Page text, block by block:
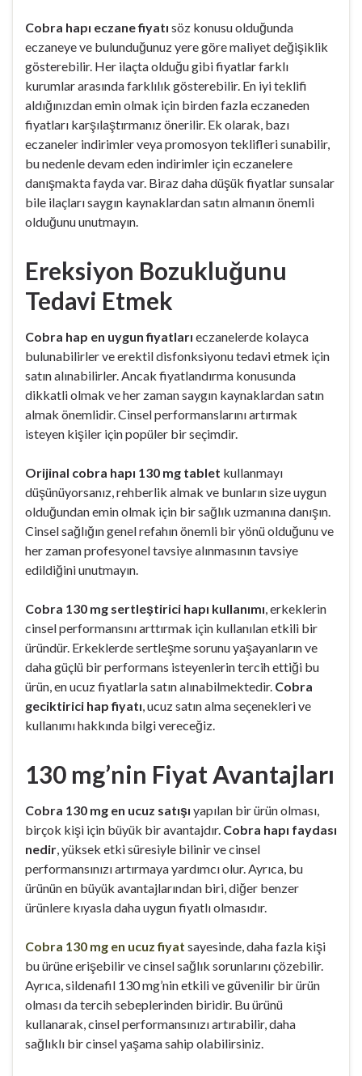
Cobra hapı eczane fiyatı söz konusu olduğunda
eczaneye ve bulunduğunuz yere göre maliyet değişiklik
gösterebilir. Her ilaçta olduğu gibi fiyatlar farklı
kurumlar arasında farklılık gösterebilir. En iyi teklifi
aldığınızdan emin olmak için birden fazla eczaneden
fiyatları karşılaştırmanız önerilir. Ek olarak, bazı
eczaneler indirimler veya promosyon teklifleri sunabilir,
bu nedenle devam eden indirimler için eczanelere
danışmakta fayda var. Biraz daha düşük fiyatlar sunsalar
bile ilaçları saygın kaynaklardan satın almanın önemli
olduğunu unutmayın.
Ereksiyon Bozukluğunu
Tedavi Etmek
Cobra hap en uygun fiyatları eczanelerde kolayca
bulunabilirler ve erektil disfonksiyonu tedavi etmek için
satın alınabilirler. Ancak fiyatlandırma konusunda
dikkatli olmak ve her zaman saygın kaynaklardan satın
almak önemlidir. Cinsel performanslarını artırmak
isteyen kişiler için popüler bir seçimdir.
Orijinal cobra hapı 130 mg tablet kullanmayı
düşünüyorsanız, rehberlik almak ve bunların size uygun
olduğundan emin olmak için bir sağlık uzmanına danışın.
Cinsel sağlığın genel refahın önemli bir yönü olduğunu ve
her zaman profesyonel tavsiye alınmasının tavsiye
edildiğini unutmayın.
Cobra 130 mg sertleştirici hapı kullanımı , erkeklerin
cinsel performansını arttırmak için kullanılan etkili bir
üründür. Erkeklerde sertleşme sorunu yaşayanların ve
daha güçlü bir performans isteyenlerin tercih ettiği bu
ürün, en ucuz fiyatlarla satın alınabilmektedir. Cobra
geciktirici hap fiyatı , ucuz satın alma seçenekleri ve
kullanımı hakkında bilgi vereceğiz.
130 mg’nin Fiyat Avantajları
Cobra 130 mg en ucuz satışı yapılan bir ürün olması,
birçok kişi için büyük bir avantajdır. Cobra hapı faydası
nedir , yüksek etki süresiyle bilinir ve cinsel
performansınızı artırmaya yardımcı olur. Ayrıca, bu
ürünün en büyük avantajlarından biri, diğer benzer
ürünlere kıyasla daha uygun fiyatlı olmasıdır.
Cobra 130 mg en ucuz fiyat sayesinde, daha fazla kişi
bu ürüne erişebilir ve cinsel sağlık sorunlarını çözebilir.
Ayrıca, sildenafil 130 mg’nin etkili ve güvenilir bir ürün
olması da tercih sebeplerinden biridir. Bu ürünü
kullanarak, cinsel performansınızı artırabilir, daha
sağlıklı bir cinsel yaşama sahip olabilirsiniz.